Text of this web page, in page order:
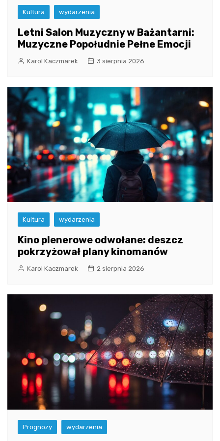
Kultura wydarzenia
Letni Salon Muzyczny w Bażantarni:
Muzyczne Popołudnie Pełne Emocji
Karol Kaczmarek 3 sierpnia 2026
Kultura wydarzenia
Kino plenerowe odwołane: deszcz
pokrzyżował plany kinomanów
Karol Kaczmarek 2 sierpnia 2026
Prognozy wydarzenia